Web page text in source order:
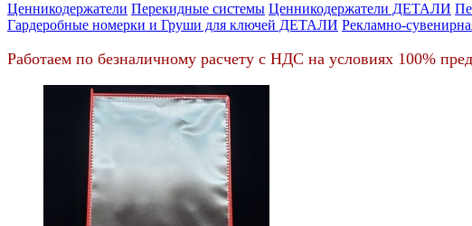
Ценникодержатели Перекидные системы Ценникодержатели ДЕТАЛИ
Гардеробные номерки и Груши для ключей ДЕТАЛИ Рекламно-
Работаем по безналичному расчету с НДС на условиях 100%